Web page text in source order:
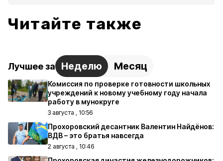
Читайте также
Лучшее за Неделю Месяц
Комиссия по проверке готовности школьных
учреждений к новому учебному году начала
работу в мунокруге
3 августа , 10:56
Прохоровский десантник Валентин Найдёнов:
ВДВ – это братья навсегда
2 августа , 10:46